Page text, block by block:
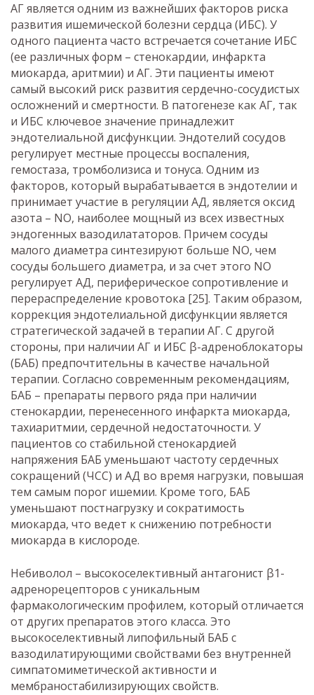
АГ является одним из важнейших факторов риска
развития ишемической болезни сердца (ИБС). У
одного пациента часто встречается сочетание ИБС
(ее различных форм – стенокардии, инфаркта
миокарда, аритмии) и АГ. Эти пациенты имеют
самый высокий риск развития сердечно-сосудистых
осложнений и смертности. В патогенезе как АГ, так
и ИБС ключевое значение принадлежит
эндотелиальной дисфункции. Эндотелий сосудов
регулирует местные процессы воспаления,
гемостаза, тромболизиса и тонуса. Одним из
факторов, который вырабатывается в эндотелии и
принимает участие в регуляции АД, является оксид
азота – NO, наиболее мощный из всех известных
эндогенных вазодилататоров. Причем сосуды
малого диаметра синтезируют больше NO, чем
сосуды большего диаметра, и за счет этого NO
регулирует АД, периферическое сопротивление и
перераспределение кровотока [25]. Таким образом,
коррекция эндотелиальной дисфункции является
стратегической задачей в терапии АГ. С другой
стороны, при наличии АГ и ИБС β-адреноблокаторы
(БАБ) предпочтительны в качестве начальной
терапии. Согласно современным рекомендациям,
БАБ – препараты первого ряда при наличии
стенокардии, перенесенного инфаркта миокарда,
тахиаритмии, сердечной недостаточности. У
пациентов со стабильной стенокардией
напряжения БАБ уменьшают частоту сердечных
сокращений (ЧСС) и АД во время нагрузки, повышая
тем самым порог ишемии. Кроме того, БАБ
уменьшают постнагрузку и сократимость
миокарда, что ведет к снижению потребности
миокарда в кислороде.
Небиволол – высокоселективный антагонист β1-
адренорецепторов с уникальным
фармакологическим профилем, который отличается
от других препаратов этого класса. Это
высокоселективный липофильный БАБ с
вазодилатирующими свойствами без внутренней
симпатомиметической активности и
мембраностабилизирующих свойств.